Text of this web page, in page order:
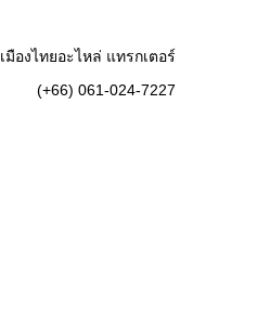
เมืองไทยอะไหล่ แทรกเตอร์
(+66) 061-024-7227